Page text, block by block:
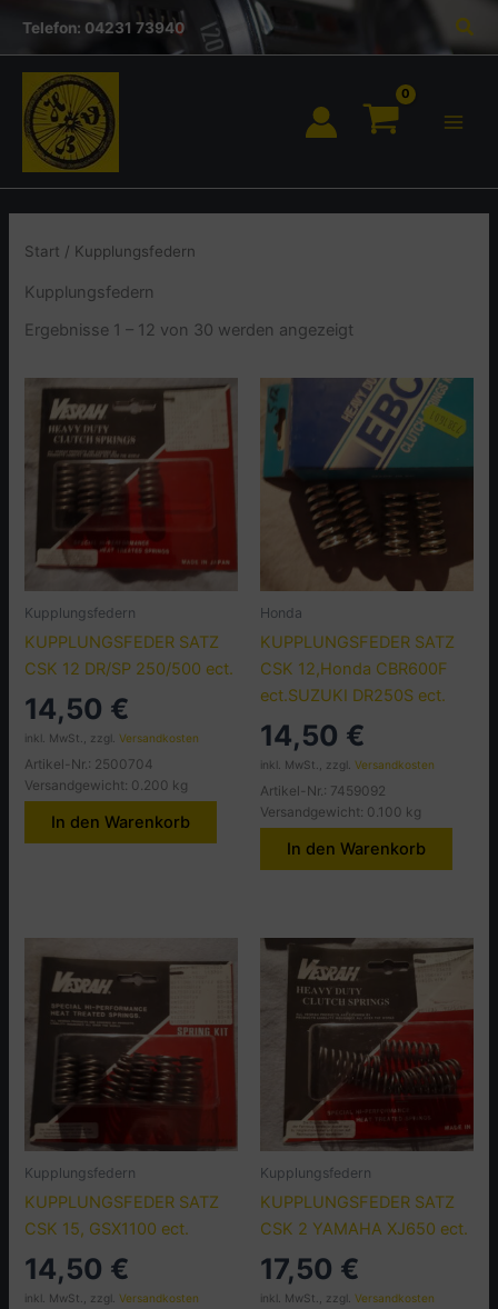
springen
Inhalt
Telefon: 04231 73940
Start / Kupplungsfedern
Kupplungsfedern
Ergebnisse 1 – 12 von 30 werden angezeigt
Kupplungsfedern
KUPPLUNGSFEDER SATZ
CSK 12 DR/SP 250/500 ect.
14,50 €
inkl. MwSt., zzgl.Versandkosten
Artikel-Nr.: 2500704
Versandgewicht: 0.200 kg
In den Warenkorb
Honda
KUPPLUNGSFEDER SATZ
CSK 12,Honda CBR600F
ect.SUZUKI DR250S ect.
14,50 €
inkl. MwSt., zzgl. Versandkosten
Artikel-Nr.: 7459092
Versandgewicht: 0.100 kg
In den Warenkorb
Kupplungsfedern
KUPPLUNGSFEDER SATZ
CSK 15, GSX1100 ect.
14,50 €
inkl. MwSt., zzgl.Versandkosten
Kupplungsfedern
KUPPLUNGSFEDER SATZ
CSK 2 YAMAHA XJ650 ect.
17,50 €
inkl. MwSt., zzgl. Versandkosten